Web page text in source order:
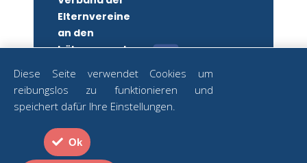
Elternvereine
an den
höheren und
582879250
Strozzigasse
Diese Seite verwendet Cookies um
reibungslos zu funktionieren und
speichert dafür Ihre Einstellungen.
Ok